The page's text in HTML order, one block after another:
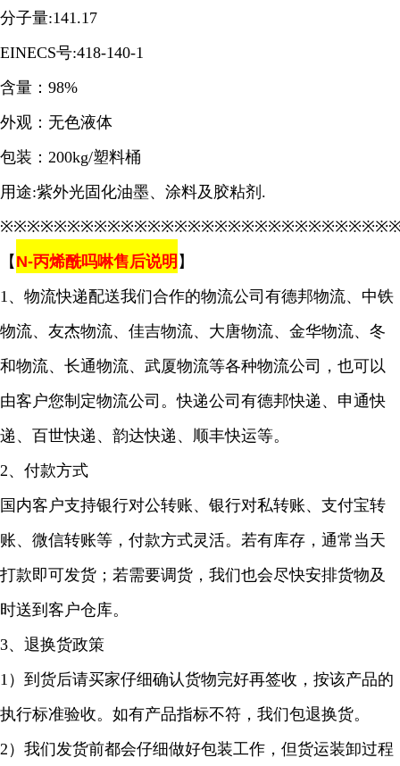
分子量:141.17
EINECS号:418-140-1
含量：98%
外观：无色液体
包装：200kg/塑料桶
用途:紫外光固化油墨、涂料及胶粘剂.
【 N-丙烯酰吗啉售后说明 】
1、物流快递配送我们合作的物流公司有德邦物流、中铁
物流、友杰物流、佳吉物流、大唐物流、金华物流、冬
和物流、长通物流、武厦物流等各种物流公司，也可以
由客户您制定物流公司。快递公司有德邦快递、申通快
递、百世快递、韵达快递、顺丰快运等。
2、付款方式
国内客户支持银行对公转账、银行对私转账、支付宝转
账、微信转账等，付款方式灵活。若有库存，通常当天
打款即可发货；若需要调货，我们也会尽快安排货物及
时送到客户仓库。
3、退换货政策
1）到货后请买家仔细确认货物完好再签收，按该产品的
执行标准验收。如有产品指标不符，我们包退换货。
2）我们发货前都会仔细做好包装工作，但货运装卸过程